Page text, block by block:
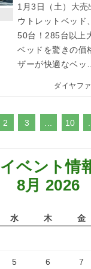
1月3日（土）大売
ウトレットベッド
50台！285台以上
ベッドを驚きの価
ザーが快適なベ
ダイヤフ
2 3 ... 10
イベント情
8月 2026
水 木 金
5 6 7